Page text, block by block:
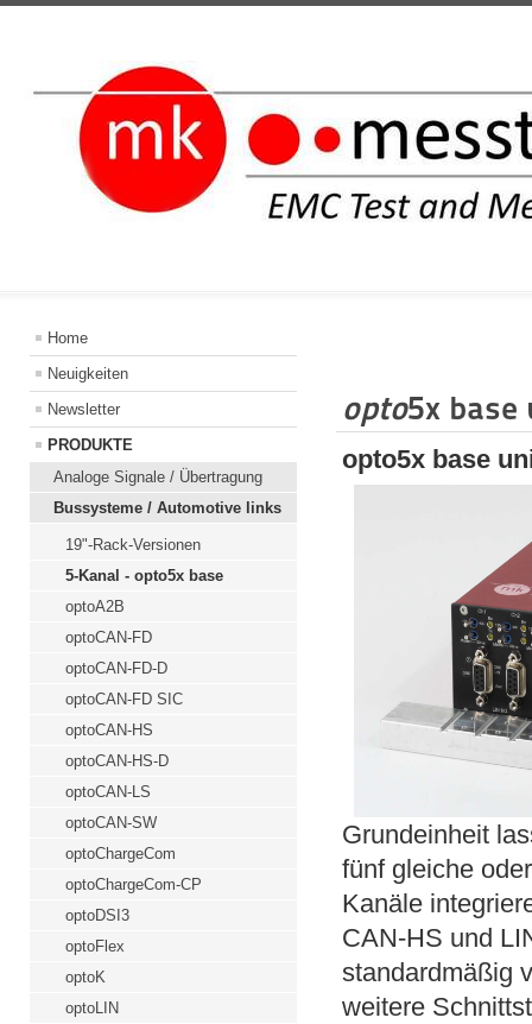
Home
Neuigkeiten
Newsletter
PRODUKTE
Analoge Signale / Übertragung
Bussysteme / Automotive links
19"-Rack-Versionen
5-Kanal - opto5x base
optoA2B
optoCAN-FD
optoCAN-FD-D
optoCAN-FD SIC
optoCAN-HS
optoCAN-HS-D
optoCAN-LS
optoCAN-SW
optoChargeCom
optoChargeCom-CP
optoDSI3
optoFlex
optoK
optoLIN
opto5x base
opto5x base
Grundeinheit
fünf gleiche
Kanäle
CAN-HS und
standardmäßig
weitere